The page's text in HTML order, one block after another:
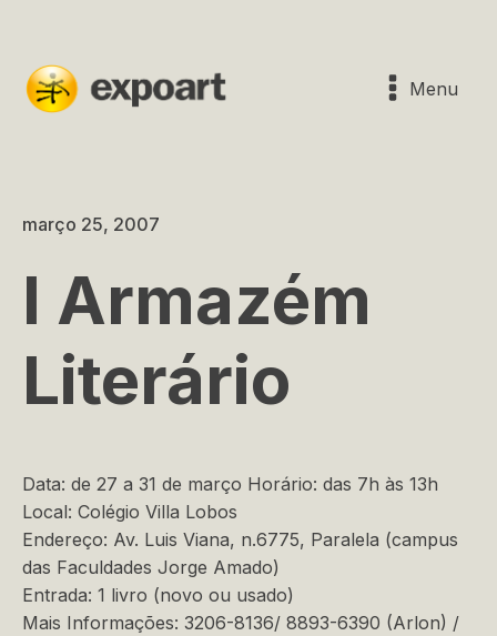
Menu
março 25, 2007
I Armazém
Literário
Data: de 27 a 31 de março Horário: das 7h às 13h
Local: Colégio Villa Lobos
Endereço: Av. Luis Viana, n.6775, Paralela (campus
das Faculdades Jorge Amado)
Entrada: 1 livro (novo ou usado)
Mais Informações: 3206-8136/ 8893-6390 (Arlon) /